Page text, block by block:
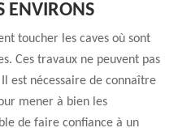
ENVIRONS
toucher les caves où sont
Ces travaux ne peuvent pas
est nécessaire de connaître
mener à bien les
de faire confiance à un